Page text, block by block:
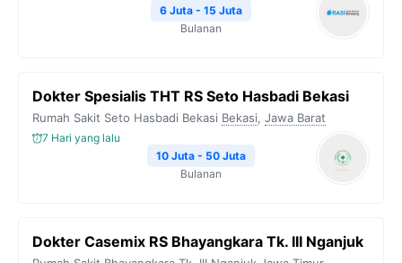
6 Juta - 15 Juta
Bulanan
Dokter Spesialis THT RS Seto Hasbadi Bekasi
Rumah Sakit Seto Hasbadi Bekasi Bekasi, Jawa Barat
7 Hari yang lalu
10 Juta - 50 Juta
Bulanan
Dokter Casemix RS Bhayangkara Tk. III Nganjuk